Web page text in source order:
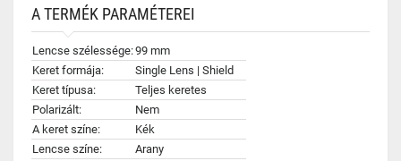
A TERMÉK PARAMÉTEREI
Lencse szélessége:99 mm
Keret formája:
Single Lens | Shield
Keret típusa:
Teljes keretes
Polarizált:
Nem
A keret színe:
Kék
Lencse színe:
Arany